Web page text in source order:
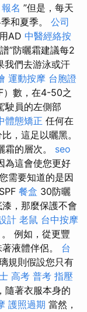
名 ”但是，每天
和夏季。 公司
AD 中醫經絡按
”防曬霜建議每2
我們去游泳或汗
運動按摩 台胞證
）數，在4-50之
駛員的左側部
體態矯正 任何在
，這足以曬黑。
霜的層次。 seo
為這會使您更好
需要知道的是因
餐盒 30防曬
，那麼保護不會
計 老鼠 台中按摩
例如，從更豐
液體伴侶。 台
規則假設您只有
高考 普考 指壓
隨著衣服本身的
護照過期 當然，